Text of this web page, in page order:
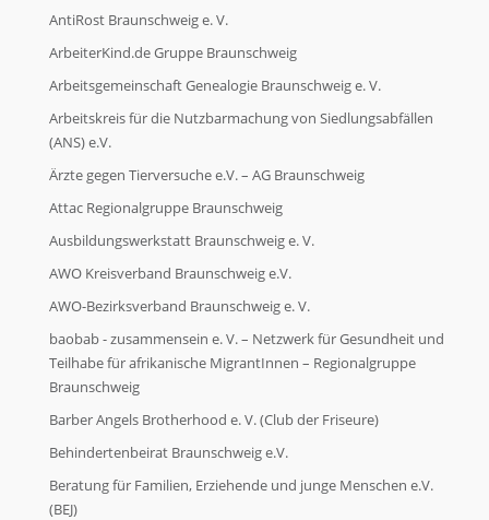
Weitere Initiativen
Weitere Initiativen
Alle Initiativen von A - Z
Alle Initiativen von A - Z
So können Sie helfen
So können Sie helfen
Zeitspende
AntiRost Braunschweig e. V.
ArbeiterKind.de Gruppe Braunschweig
Arbeitsgemeinschaft Genealogie Braunschweig e. V.
Arbeitskreis für die Nutzbarmachung von Siedlungsabfällen
(ANS) e.V.
Ärzte gegen Tierversuche e.V. – AG Braunschweig
Attac Regionalgruppe Braunschweig
Ausbildungswerkstatt Braunschweig e. V.
AWO Kreisverband Braunschweig e.V.
AWO-Bezirksverband Braunschweig e. V.
baobab - zusammensein e. V. – Netzwerk für Gesundheit und
Teilhabe für afrikanische MigrantInnen – Regionalgruppe
Braunschweig
Barber Angels Brotherhood e. V. (Club der Friseure)
Behindertenbeirat Braunschweig e.V.
Beratung für Familien, Erziehende und junge Menschen e.V.
(BEJ)